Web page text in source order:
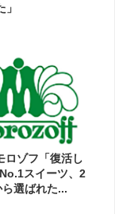
ロゾフ「復活し
スイーツ、2
選ばれた...